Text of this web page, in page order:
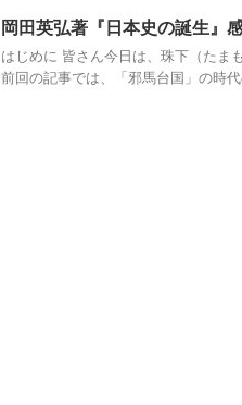
岡田英弘著『日本史の誕生
はじめに 皆さん今日は、珠下（たま
前回の記事では、「邪馬台国」の時